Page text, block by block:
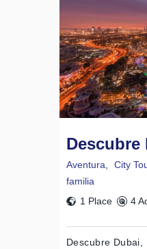
Descubre
Aventura City
familia
1 Place
4
Descubre